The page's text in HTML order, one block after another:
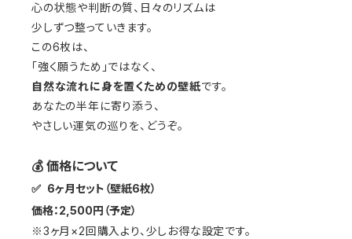
心の状態や判断の質、日々のリズムは
少しずつ整っていきます。
この6枚は、
「強く願うため」ではなく、
自然な流れに身を置くための壁紙です。
あなたの半年に寄り添う、
やさしい運気の巡りを、どうぞ。
💰 価格について
✅ 6ヶ月セット（壁紙6枚）
価格：2,500円（予定）
※3ヶ月×2回購入より、少しお得な設定です。